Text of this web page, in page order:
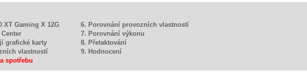
XT Gaming X 12G
6. Porovnání provozních vlastností
7. Porovnání výkonu
grafické karty
8. Přetaktování
vlastností
9. Hodnocení
spotřebu